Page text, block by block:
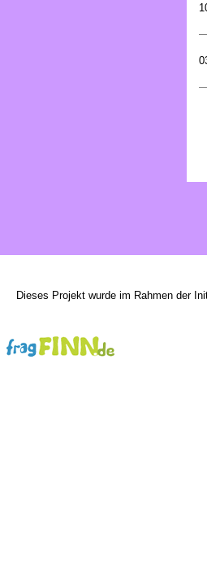
Dieses Projekt wurde im Rahmen der